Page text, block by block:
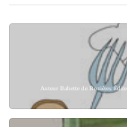
Auteur Babette de Rozières